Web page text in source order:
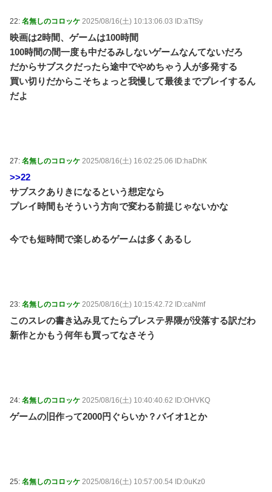
22: 名無しのコロッケ 2025/08/16(土) 10:13:06.03 ID:aTtSy
映画は2時間、ゲームは100時間
100時間の間一度も中だるみしないゲームなんてないだろ
だからサブスクだったら途中でやめちゃう人が多発する
買い切りだからこそちょっと我慢して最後までプレイするん
だよ
27: 名無しのコロッケ 2025/08/16(土) 16:02:25.06 ID:haDhK
>>22
サブスクありきになるという想定なら
プレイ時間もそういう方向で変わる前提じゃないかな
今でも短時間で楽しめるゲームは多くあるし
23: 名無しのコロッケ 2025/08/16(土) 10:15:42.72 ID:caNmf
このスレの書き込み見てたらプレステ界隈が没落する訳だわ
新作とかもう何年も買ってなさそう
24: 名無しのコロッケ 2025/08/16(土) 10:40:40.62 ID:OHVKQ
ゲームの旧作って2000円ぐらいか？バイオ1とか
25: 名無しのコロッケ 2025/08/16(土) 10:57:00.54 ID:0uKz0